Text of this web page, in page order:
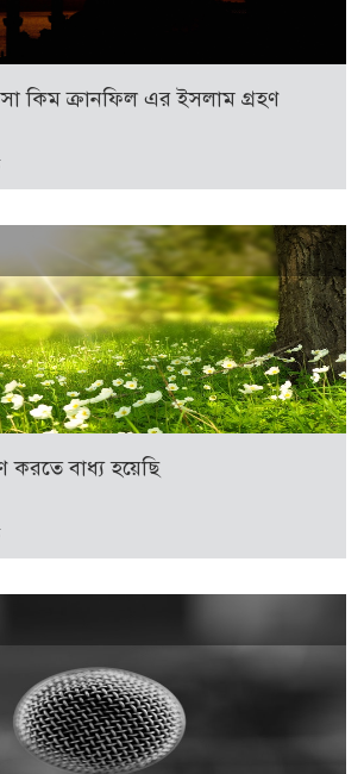
কিম ক্রানফিল এর ইসলাম গ্রহণ
বাধ্য হয়েছি